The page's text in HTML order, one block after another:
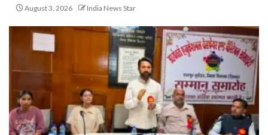
August 3, 2026 India News Star